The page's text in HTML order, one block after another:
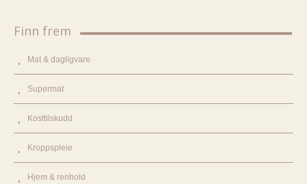
Finn frem
Mat & dagligvare
Supermat
Kosttilskudd
Kroppspleie
Hjem & renhold